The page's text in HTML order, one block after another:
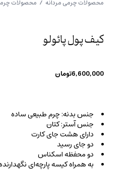
محصولات چرمی مردانه / محصولات
کیف پول پائولو
6,600,000تومان
جنس بدنه: چرم طبیعی ساده
جنس آستر: کتان
دارای هشت جای کارت
دو جای رسید
دو محفظه اسکناس
به همراه کیسه پارچه‌ای